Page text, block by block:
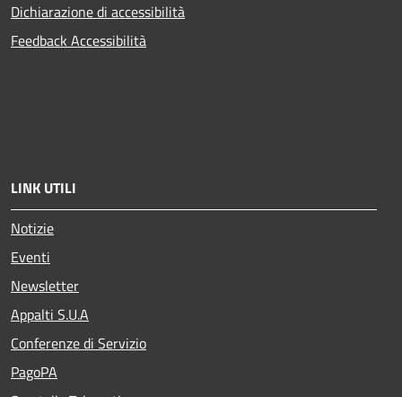
Dichiarazione di accessibilità
Feedback Accessibilità
LINK UTILI
Notizie
Eventi
Newsletter
Appalti S.U.A
Conferenze di Servizio
PagoPA